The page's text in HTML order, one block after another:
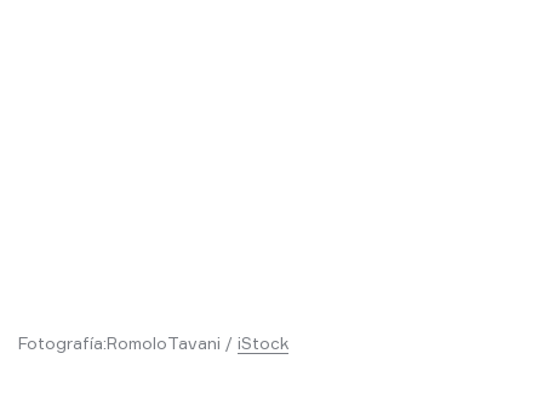
Fotografía:RomoloTavani / iStock